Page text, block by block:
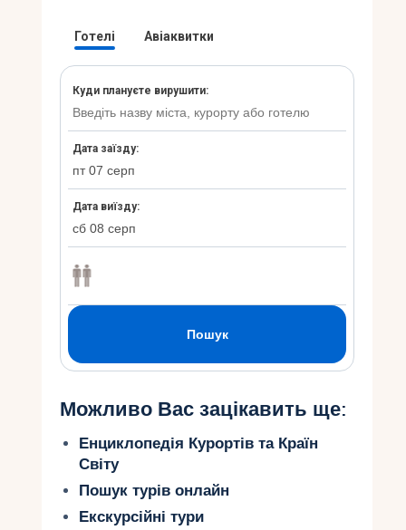
Можливо Вас зацікавить ще:
Енциклопедія Курортів та Країн
Світу
Пошук турів онлайн
Екскурсійні тури